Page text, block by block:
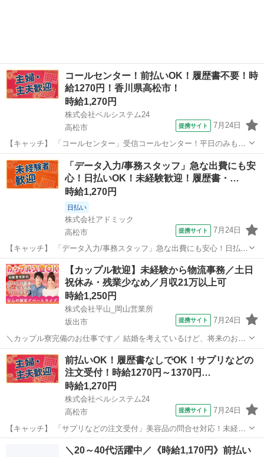
コールセンター！前払いOK！履歴書不要！時
給1270円！香川県高松市！
時給1,270円
株式会社ベルシステム24
高松市
提携サイト 7月24日
【キャッチ】 「コールセンター」受信コールセンター！平日のみも
OK！週3日～OK！車・自転車通勤OK 【コメント】 ベルシステム24に
は経験や資格一切不問のお仕事も多数(^^♪ ＃扶養内・Wワーク ＃週2
のスキマワーク ...
香川 高松市 電話対応
「データ入力/事務スタッフ」急な出費にも安
心！日払いOK！未経験歓迎！履歴書・…
時給1,270円
日払い
株式会社アドミック
高松市
提携サイト 7月24日
【キャッチ】 「データ入力/事務スタッフ」急な出費にも安心！日払い
OK！未経験歓迎！履歴書・来社不要！時給1270円～！香川県高松市
【コメント】 あなたにピッタリのお仕事がきっと見つかる♪ ★経験を
問わず始められるお仕...
香川 高松市 一般事務
【カップル歓迎】未経験から物流事務／土日
祝休み・残業少なめ／月収21万以上可
時給1,250円
株式会社平山_岡山営業所
坂出市
提携サイト 7月24日
＼カップル寮完備のお仕事です／ 結婚を考えているけど、将来のお金
が不安・・・ カップル寮なら、その悩みを解決できます！ ☆引越費用
や敷金礼金の初期費もは会社が負担！ ☆1LDK～2DKの広々としたお部
屋です！ ☆同じ職場で...
香川 坂出市 一般事務
前払いOK！履歴書なしでOK！サプリなどの
注文受付！時給1270円～1370円…
時給1,270円
株式会社ベルシステム24
高松市
提携サイト 7月24日
【キャッチ】 「サプリなどの注文受付」美容品の問合せ対応！未経験
OK！高時給！車通勤OK！週3日～！扶養内OK 【コメント】 ベルシス
テム24には経験や資格一切不問のお仕事も多数(^^♪ ＃扶養内・Wワー
電話対応
＼20～40代活躍中／《時給1,170円》前払い